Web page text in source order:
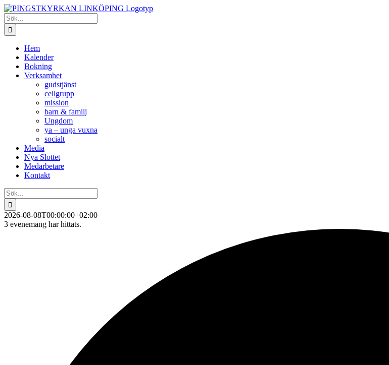
Fortsätt
till
innehållet
Sök
efter:
Hem
Kalender
Bokning
Verksamhet
gudstjänst
cellgrupp
mission
barn & familj
Ungdom
ya – unga vuxna
socialt
Media
Nya Slottet
Medarbetare
Kontakt
Sök
efter:
2026-08-08T00:00:00+02:00
3 evenemang har hittats.